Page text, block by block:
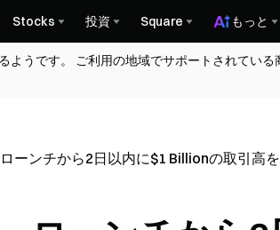
Stocks 投資 Square もっと
ようです。 ご利用の地域でサポートされてい
ーンチから2日以内に$1 Billionの取引高